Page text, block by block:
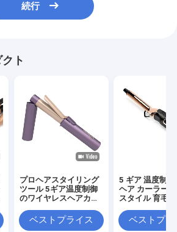
続行
ト
プロヘアスタイリング
ツール 5ギア温度制御
のワイヤレスヘアカー
ベストプライス
5 ギア 温度制御
ヘア カーラー
スタイル 育毛
ベストプラ